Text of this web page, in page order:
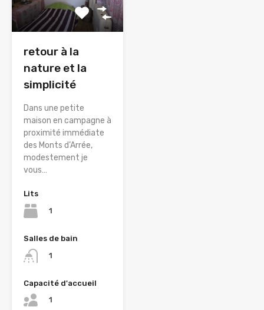
retour à la
nature et la
simplicité
Dans une petite
maison en campagne à
proximité immédiate
des Monts d’Arrée,
modestement je
vous…
Lits
1
Salles de bain
1
Capacité d'accueil
1